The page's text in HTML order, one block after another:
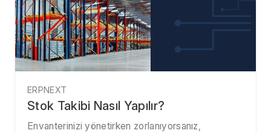
ERPNEXT
Stok Takibi Nasıl Yapılır?
Envanterinizi yönetirken zorlanıyorsanız,